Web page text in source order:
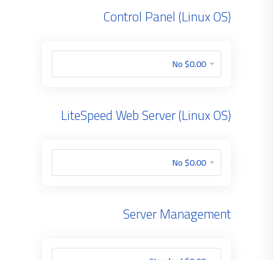
Control Panel (Linux OS)
LiteSpeed Web Server (Linux OS)
Server Management